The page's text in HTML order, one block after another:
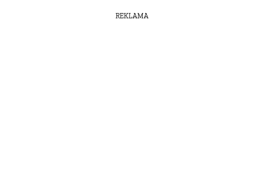
REKLAMA